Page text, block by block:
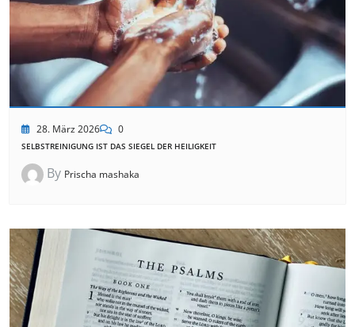
28. März 2026 0
SELBSTREINIGUNG IST DAS SIEGEL DER HEILIGKEIT
By Prischa mashaka